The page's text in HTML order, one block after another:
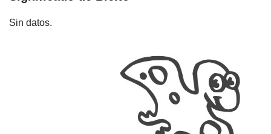
Sin datos.